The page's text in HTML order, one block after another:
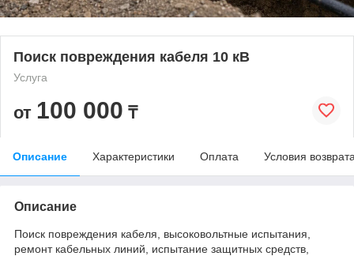
Поиск повреждения кабеля 10 кВ
Услуга
от 100 000 ₸
Описание Характеристики Оплата Условия
Описание
Поиск повреждения кабеля, высоковольтные испытания,
ремонт кабельных линий, испытание защитных средств,